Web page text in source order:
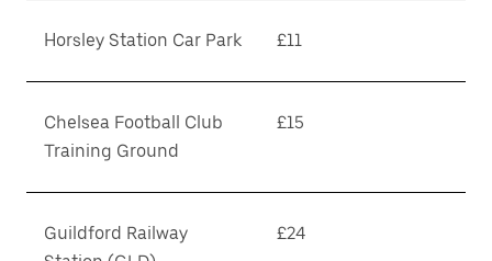
Horsley Station Car Park £11
Chelsea Football Club
Training Ground
£15
Guildford Railway
£24